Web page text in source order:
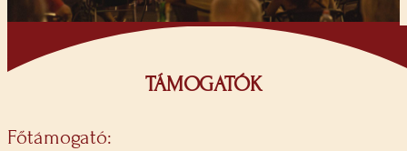
TÁMOGATÓK
Főtámogató: